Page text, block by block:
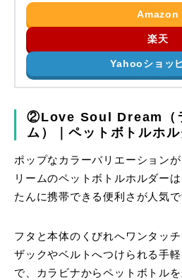
Amazon
楽天
Yahooショッ
②Love Soul Dream（
ム）｜ペットボトルホル
ポップなカラーバリエーション
リームのペットボトルホルダー
たんに携帯できる便利さが人気で
フタと本体のくびれへワンタッ
ザックやベルトへつけられる手
で、カラビナからペットボトル